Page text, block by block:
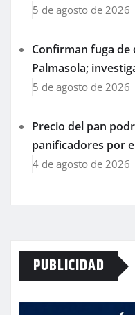
5 de agosto de 2026
Confirman fuga de
Palmasola;
5 de agosto de 2026
Precio del pan
panificadores por
4 de agosto de 2026
PUBLICIDAD